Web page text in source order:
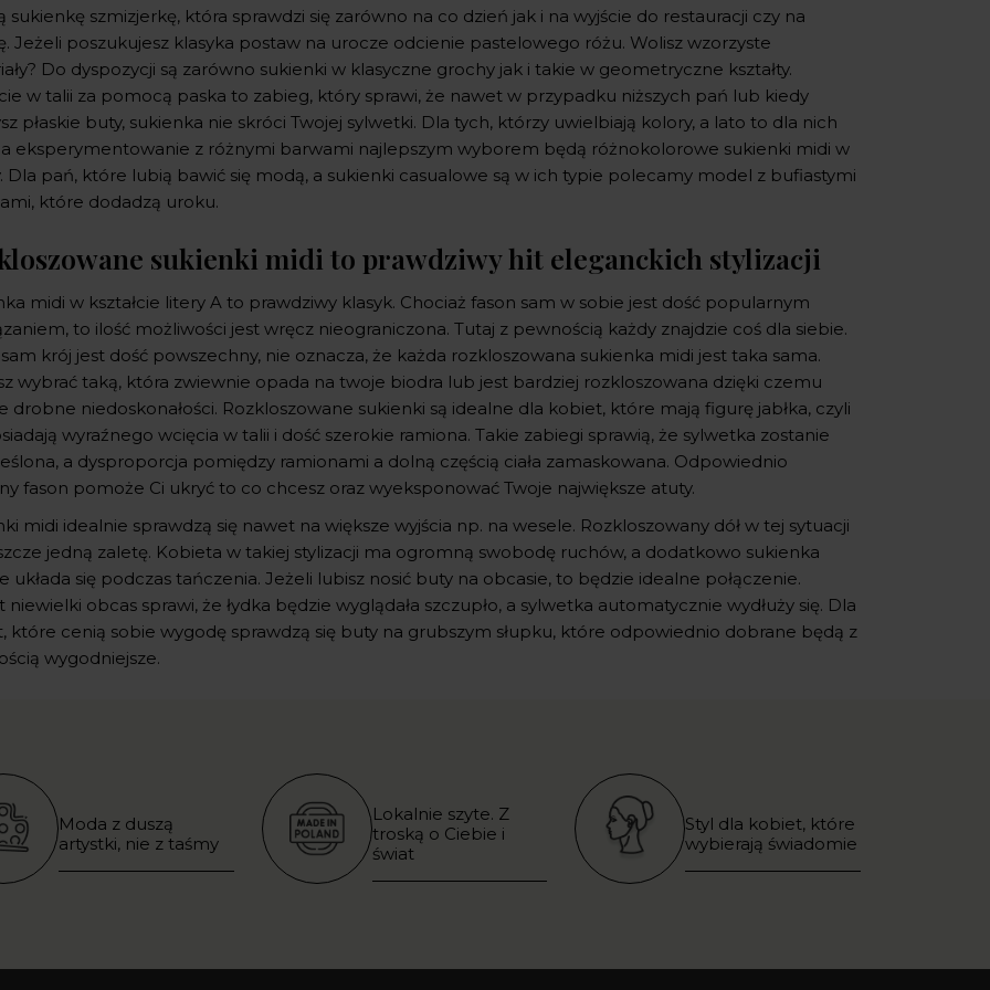
sukienkę szmizjerkę, która sprawdzi się zarówno na co dzień jak i na wyjście do restauracji czy na
Jeżeli poszukujesz klasyka postaw na urocze odcienie pastelowego różu. Wolisz wzorzyste
Do dyspozycji są zarówno sukienki w klasyczne grochy jak i takie w geometryczne kształty.
w talii za pomocą paska to zabieg, który sprawi, że nawet w przypadku niższych pań lub kiedy
płaskie buty, sukienka nie skróci Twojej sylwetki. Dla tych, którzy uwielbiają kolory, a lato to dla nich
eksperymentowanie z różnymi barwami najlepszym wyborem będą różnokolorowe sukienki midi w
Dla pań, które lubią bawić się modą, a sukienki casualowe są w ich typie polecamy model z bufiastymi
które dodadzą uroku.
sukienki midi to prawdziwy hit eleganckich stylizacji
midi w kształcie litery A to prawdziwy klasyk. Chociaż fason sam w sobie jest dość popularnym
to ilość możliwości jest wręcz nieograniczona. Tutaj z pewnością każdy znajdzie coś dla siebie.
sam krój jest dość powszechny, nie oznacza, że każda rozkloszowana sukienka midi jest taka sama.
wybrać taką, która zwiewnie opada na twoje biodra lub jest bardziej rozkloszowana dzięki czemu
drobne niedoskonałości. Rozkloszowane sukienki są idealne dla kobiet, które mają figurę jabłka, czyli
wyraźnego wcięcia w talii i dość szerokie ramiona. Takie zabiegi sprawią, że sylwetka zostanie
a dysproporcja pomiędzy ramionami a dolną częścią ciała zamaskowana. Odpowiednio
fason pomoże Ci ukryć to co chcesz oraz wyeksponować Twoje największe atuty.
midi idealnie sprawdzą się nawet na większe wyjścia np. na wesele. Rozkloszowany dół w tej sytuacji
jedną zaletę. Kobieta w takiej stylizacji ma ogromną swobodę ruchów, a dodatkowo sukienka
układa się podczas tańczenia. Jeżeli lubisz nosić buty na obcasie, to będzie idealne połączenie.
niewielki obcas sprawi, że łydka będzie wyglądała szczupło, a sylwetka automatycznie wydłuży się. Dla
które cenią sobie wygodę sprawdzą się buty na grubszym słupku, które odpowiednio dobrane będą z
wygodniejsze.
Moda z duszą
artystki, nie z taśmy
Lokalnie szyte. Z
troską o Ciebie i
świat
Styl dla kobiet, które
wybierają świadomie